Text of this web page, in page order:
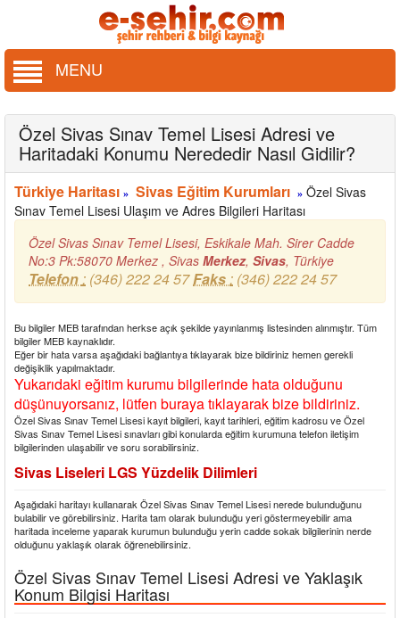
MENU
Özel Sivas Sınav Temel Lisesi Adresi ve
Haritadaki Konumu Nerededir Nasıl Gidilir?
Türkiye Haritası » Sivas Eğitim Kurumları » Özel Sivas
Sınav Temel Lisesi Ulaşım ve Adres Bilgileri Haritası
Özel Sivas Sınav Temel Lisesi, Eskikale Mah. Sirer Cadde
No:3 Pk:58070 Merkez , Sivas Merkez, Sivas, Türkiye
Telefon: (346) 222 24 57Faks: (346) 222 24 57
Bu bilgiler MEB tarafından herkse açık şekilde yayınlanmış listesinden alınmıştır. Tüm
bilgiler MEB kaynaklıdır.
Eğer bir hata varsa aşağıdaki bağlantıya tıklayarak bize bildiriniz hemen gerekli
değişiklik yapılmaktadır.
Yukarıdaki eğitim kurumu bilgilerinde hata olduğunu
düşünuyorsanız, lütfen buraya tıklayarak bize bildiriniz.
Özel Sivas Sınav Temel Lisesi kayıt bilgileri, kayıt tarihleri, eğitim kadrosu ve Özel
Sivas Sınav Temel Lisesi sınavları gibi konularda eğitim kurumuna telefon iletişim
bilgilerinden ulaşabilir ve soru sorabilirsiniz.
Sivas Liseleri LGS Yüzdelik Dilimleri
Aşağıdaki haritayı kullanarak Özel Sivas Sınav Temel Lisesi nerede bulunduğunu
bulabilir ve görebilirsiniz. Harita tam olarak bulunduğu yeri göstermeyebilir ama
haritada inceleme yaparak kurumun bulunduğu yerin cadde sokak bilgilerinin nerde
olduğunu yaklaşık olarak öğrenebilirsiniz.
Özel Sivas Sınav Temel Lisesi Adresi ve Yaklaşık
Konum Bilgisi Haritası